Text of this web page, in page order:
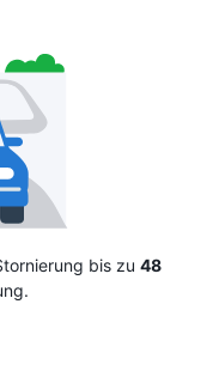
bis zu 48